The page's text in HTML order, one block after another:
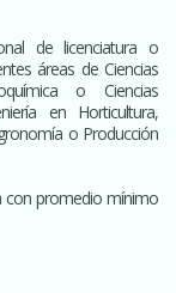
de licenciatura o
áreas de Ciencias
o Ciencias
en Horticultura,
o Producción
con promedio mínimo